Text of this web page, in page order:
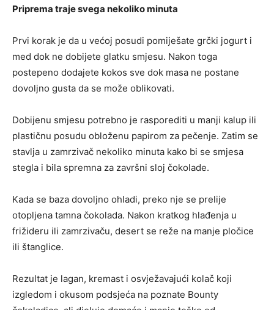
Priprema traje svega nekoliko minuta
Prvi korak je da u većoj posudi pomiješate grčki jogurt i
med dok ne dobijete glatku smjesu. Nakon toga
postepeno dodajete kokos sve dok masa ne postane
dovoljno gusta da se može oblikovati.
Dobijenu smjesu potrebno je rasporediti u manji kalup ili
plastičnu posudu obloženu papirom za pečenje. Zatim se
stavlja u zamrzivač nekoliko minuta kako bi se smjesa
stegla i bila spremna za završni sloj čokolade.
Kada se baza dovoljno ohladi, preko nje se prelije
otopljena tamna čokolada. Nakon kratkog hlađenja u
frižideru ili zamrzivaču, desert se reže na manje pločice
ili štanglice.
Rezultat je lagan, kremast i osvježavajući kolač koji
izgledom i okusom podsjeća na poznate Bounty